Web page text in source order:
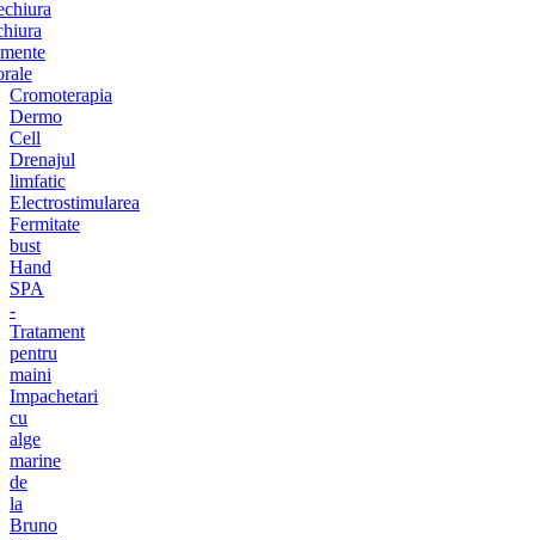
Cromoterapia
Dermo
Cell
Drenajul
limfatic
Electrostimularea
Fermitate
bust
Hand
SPA
-
Tratament
pentru
maini
Impachetari
cu
alge
marine
de
la
Bruno